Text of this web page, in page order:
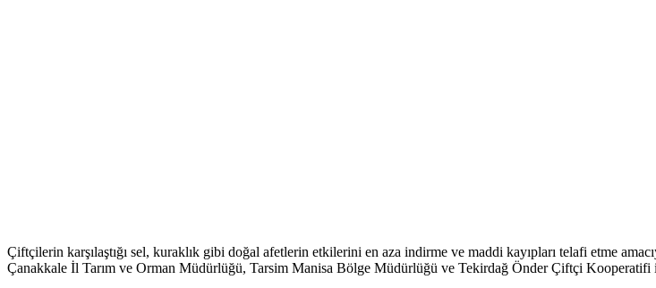
Çiftçilerin karşılaştığı sel, kuraklık gibi doğal afetlerin etkilerini en aza indirme ve maddi kayıpları telafi etme
Çanakkale İl Tarım ve Orman Müdürlüğü, Tarsim Manisa Bölge Müdürlüğü ve Tekirdağ Önder Çiftçi